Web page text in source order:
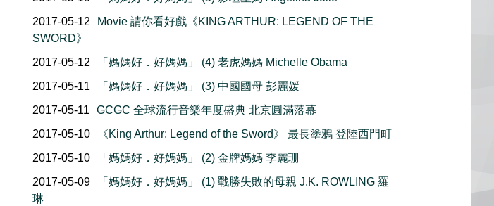
2017-05-12
Movie 請你看好戲《KING ARTHUR: LEGEND OF THE
SWORD》
2017-05-12
「媽媽好．好媽媽」 (4) 老虎媽媽 Michelle Obama
2017-05-11
「媽媽好．好媽媽」 (3) 中國國母 彭麗媛
2017-05-11
GCGC 全球流行音樂年度盛典 北京圓滿落幕
2017-05-10
《King Arthur: Legend of the Sword》 最長塗鴉 登陸西門町
2017-05-10
「媽媽好．好媽媽」 (2) 金牌媽媽 李麗珊
2017-05-09
「媽媽好．好媽媽」 (1) 戰勝失敗的母親 J.K. ROWLING 羅
琳